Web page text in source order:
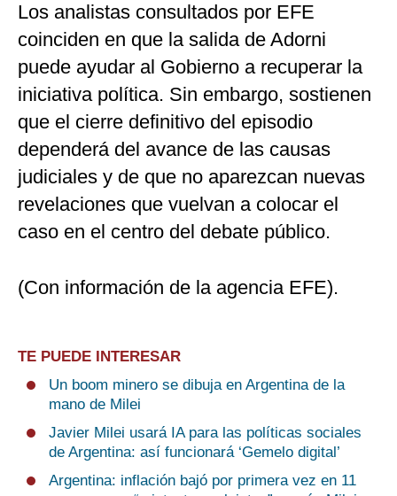
Los analistas consultados por EFE
coinciden en que la salida de Adorni
puede ayudar al Gobierno a recuperar la
iniciativa política. Sin embargo, sostienen
que el cierre definitivo del episodio
dependerá del avance de las causas
judiciales y de que no aparezcan nuevas
revelaciones que vuelvan a colocar el
caso en el centro del debate público.
(Con información de la agencia EFE).
TE PUEDE INTERESAR
Un boom minero se dibuja en Argentina de la
mano de Milei
Javier Milei usará IA para las políticas sociales
de Argentina: así funcionará ‘Gemelo digital’
Argentina: inflación bajó por primera vez en 11